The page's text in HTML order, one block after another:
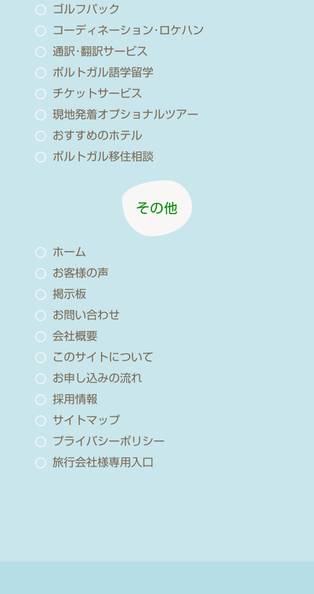
ゴルフパック
コーディネーション･ロケハン
通訳･翻訳サービス
ポルトガル語学留学
チケットサービス
現地発着オプショナルツアー
おすすめのホテル
ポルトガル移住相談
その他
ホーム
お客様の声
掲示板
お問い合わせ
会社概要
このサイトについて
お申し込みの流れ
採用情報
サイトマップ
プライバシーポリシー
旅行会社様専用入口